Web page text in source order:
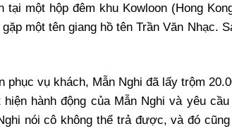
tại một hộp đêm khu Kowloon (Hong
một tên giang hồ tên Trần Văn Nhạc.
phục vụ khách, Mẫn Nghi đã lấy trộm
hiện hành động của Mẫn Nghi và yêu
nói cô không thể trả được, và đó